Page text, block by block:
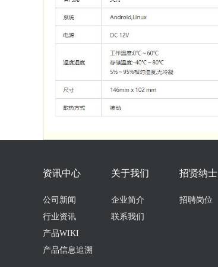
资讯中心
公司新闻
行业资讯
产品WIKI
产品信息追溯
关于我们
企业简介
联系我们
招贤纳士
招聘岗位